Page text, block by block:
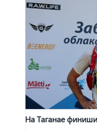
На Таганае